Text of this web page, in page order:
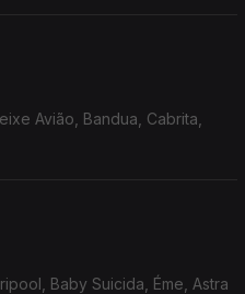
Avião, Bandua, Cabrita,
Baby Suicida, Éme, Astra